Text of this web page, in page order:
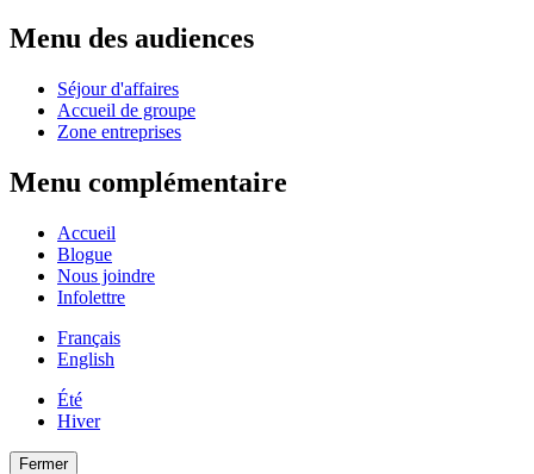
Menu des audiences
Séjour d'affaires
Accueil de groupe
Zone entreprises
Menu complémentaire
Accueil
Blogue
Nous joindre
Infolettre
Français
English
Été
Hiver
Fermer